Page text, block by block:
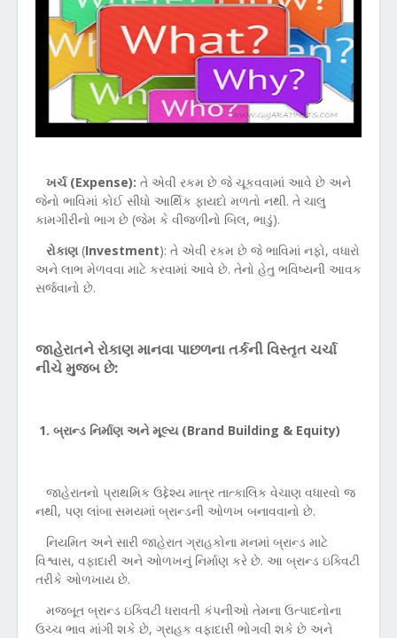
ખર્ચ (Expense): તે એવી રકમ છે જે ચૂકવવામાં આવે છે અને
જેનો ભાવિમાં કોઈ સીધો આર્થિક ફાયદો મળતો નથી. તે ચાલુ
કામગીરીનો ભાગ છે (જેમ કે વીજળીનો બિલ, ભાડું).
રોકાણ (Investment): તે એવી રકમ છે જે ભાવિમાં નફો, વધારો
અને લાભ મેળવવા માટે કરવામાં આવે છે. તેનો હેતુ ભવિષ્યની આવક
સર્જવાનો છે.
જાહેરાતને રોકાણ માનવા પાછળના તર્કની વિસ્તૃત ચર્ચા
નીચે મુજબ છે:
1. બ્રાન્ડ નિર્માણ અને મૂલ્ય (Brand Building & Equity)
જાહેરાતનો પ્રાથમિક ઉદ્દેશ્ય માત્ર તાત્કાલિક વેચાણ વધારવો જ
નથી, પણ લાંબા સમયમાં બ્રાન્ડની ઓળખ બનાવવાનો છે.
નિયમિત અને સારી જાહેરાત ગ્રાહકોના મનમાં બ્રાન્ડ માટે
વિશ્વાસ, વફાદારી અને ઓળખનું નિર્માણ કરે છે. આ બ્રાન્ડ ઇક્વિટી
તરીકે ઓળખાય છે.
મજબૂત બ્રાન્ડ ઇક્વિટી ધરાવતી કંપનીઓ તેમના ઉત્પાદનોના
ઉચ્ચ ભાવ માંગી શકે છે, ગ્રાહક વફાદારી ભોગવી શકે છે અને